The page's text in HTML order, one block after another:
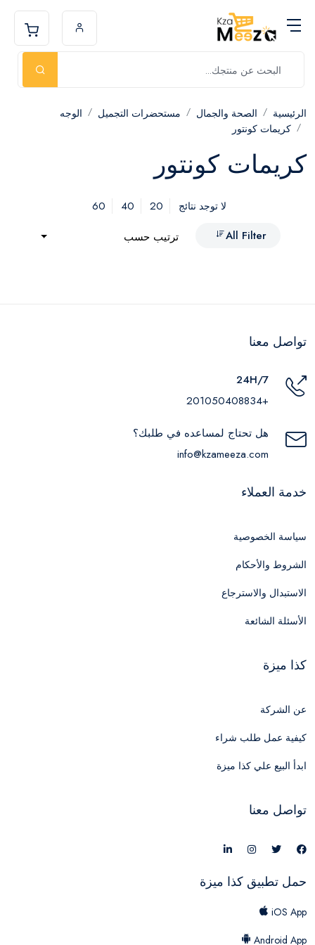
الرئيسية الصحة والجمال مستحضرات التجميل
الوجه
كريمات كونتور
كريمات كونتور
لا توجد نتائج 20
40
60
All Filter
ترتيب حسب
تواصل معنا
24H/7
+201050408834
هل تحتاج لمساعده في طلبك؟
info@kzameeza.com
خدمة العملاء
سياسة الخصوصية
الشروط والأحكام
الاستبدال والاسترجاع
الأسئلة الشائعة
كذا ميزة
عن الشركة
كيفية عمل طلب شراء
ابدأ البيع علي كذا ميزة
تواصل معنا
حمل تطبيق كذا ميزة
iOS App
Android App